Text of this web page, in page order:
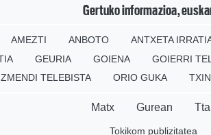
Gertuko informazioa,
AMEZTI ANBOTO ANTXETA
GEURIA GOIENA GOIERRI
TELEBISTA ORIO GUKA
Matx Gurean
Tokikom publizitatea